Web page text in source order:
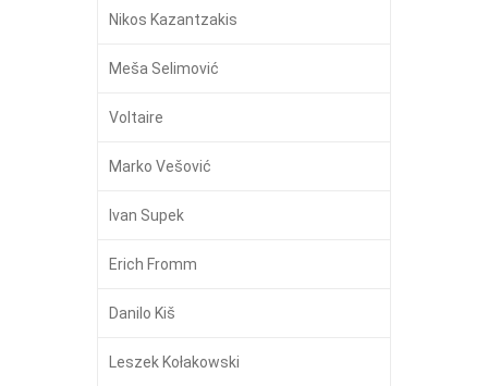
Nikos Kazantzakis
Meša Selimović
Voltaire
Marko Vešović
Ivan Supek
Erich Fromm
Danilo Kiš
Leszek Kołakowski